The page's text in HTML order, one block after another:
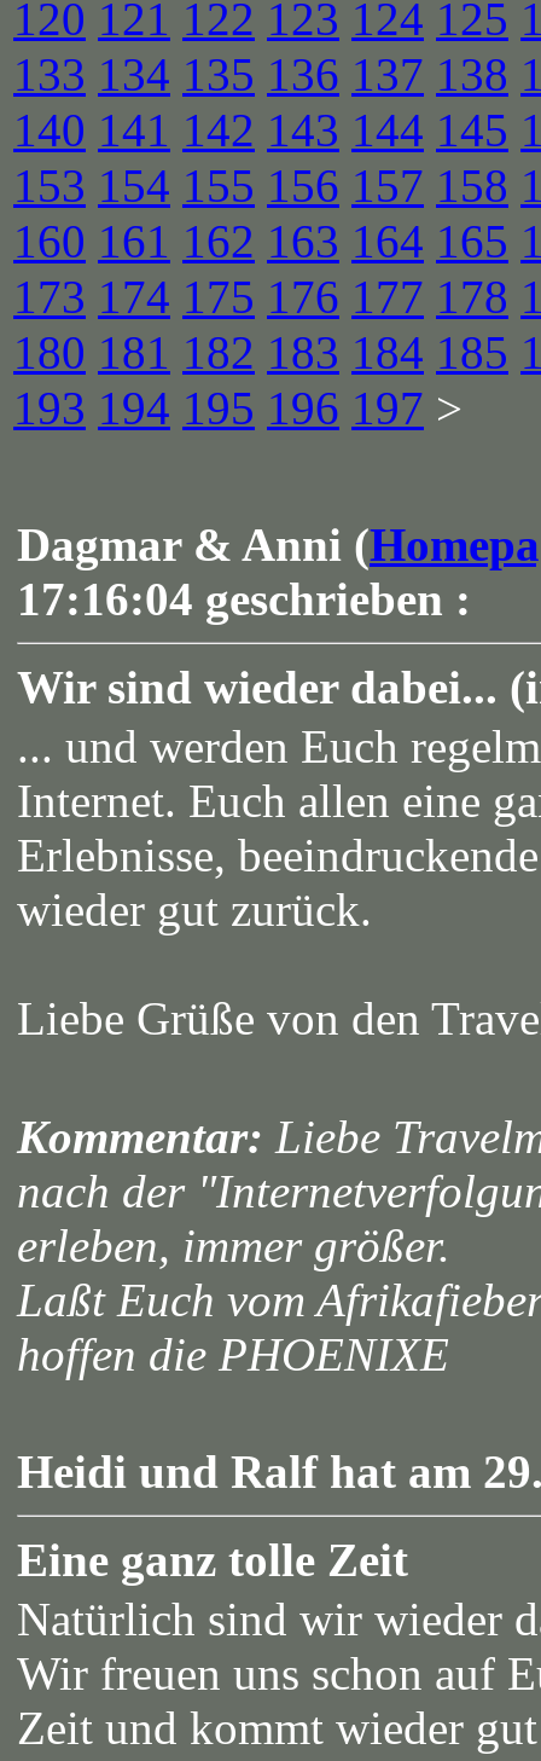
120 121 122 123 124 125
133 134 135 136 137 138
140 141 142 143 144 145
153 154 155 156 157 158
160 161 162 163 164 165
173 174 175 176 177 178
180 181 182 183 184 185
193 194 195 196 197 >
Dagmar & Anni (
17:16:04 geschrieben :
Wir sind wieder dabei...
... und werden Euch
Internet. Euch allen eine
Erlebnisse,
wieder gut zurück.
Liebe Grüße von den
Kommentar: Liebe
nach der
erleben, immer größer.
Laßt Euch vom
hoffen die PHOENIXE
Heidi und Ralf hat am
Eine ganz tolle Zeit
Natürlich sind wir wieder
Wir freuen uns schon auf
Zeit und kommt wieder